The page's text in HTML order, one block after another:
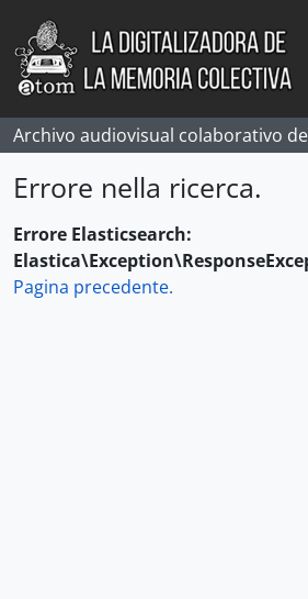
Skip to main content
Archivo audiovisual colaborativo
Errore nella ricerca.
Errore Elasticsearch:
Pagina precedente.